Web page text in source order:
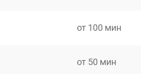
от 100 мин
от 50 мин